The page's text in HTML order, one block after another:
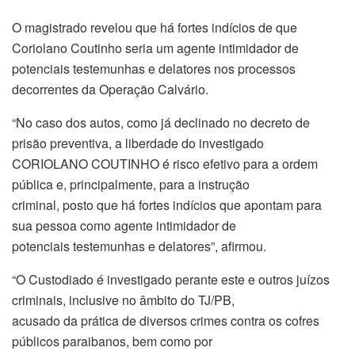
O magistrado revelou que há fortes indícios de que
Coriolano Coutinho seria um agente intimidador de
potenciais testemunhas e delatores nos processos
decorrentes da Operação Calvário.
“No caso dos autos, como já declinado no decreto de
prisão preventiva, a liberdade do investigado
CORIOLANO COUTINHO é risco efetivo para a ordem
pública e, principalmente, para a instrução
criminal, posto que há fortes indícios que apontam para
sua pessoa como agente intimidador de
potenciais testemunhas e delatores”, afirmou.
“O Custodiado é investigado perante este e outros juízos
criminais, inclusive no âmbito do TJ/PB,
acusado da prática de diversos crimes contra os cofres
públicos paraibanos, bem como por